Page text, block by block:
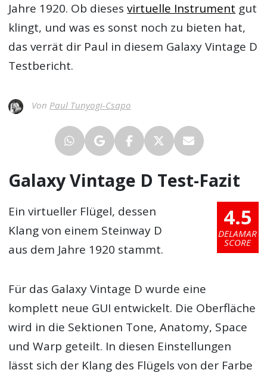
Jahre 1920. Ob diesesvirtuelle Instrument gut
klingt, und was es sonst noch zu bieten hat,
das verrät dir Paul in diesem Galaxy Vintage D
Testbericht.
Von Paul Tunyogi-Csapo
Galaxy Vintage D Test-Fazit
4.5
DELAMAR
SCORE
Ein virtueller Flügel, dessen
Klang von einem Steinway D
aus dem Jahre 1920 stammt.
Für das Galaxy Vintage D wurde eine
komplett neue GUI entwickelt. Die Oberfläche
wird in die Sektionen Tone, Anatomy, Space
und Warp geteilt. In diesen Einstellungen
lässt sich der Klang des Flügels von der Farbe